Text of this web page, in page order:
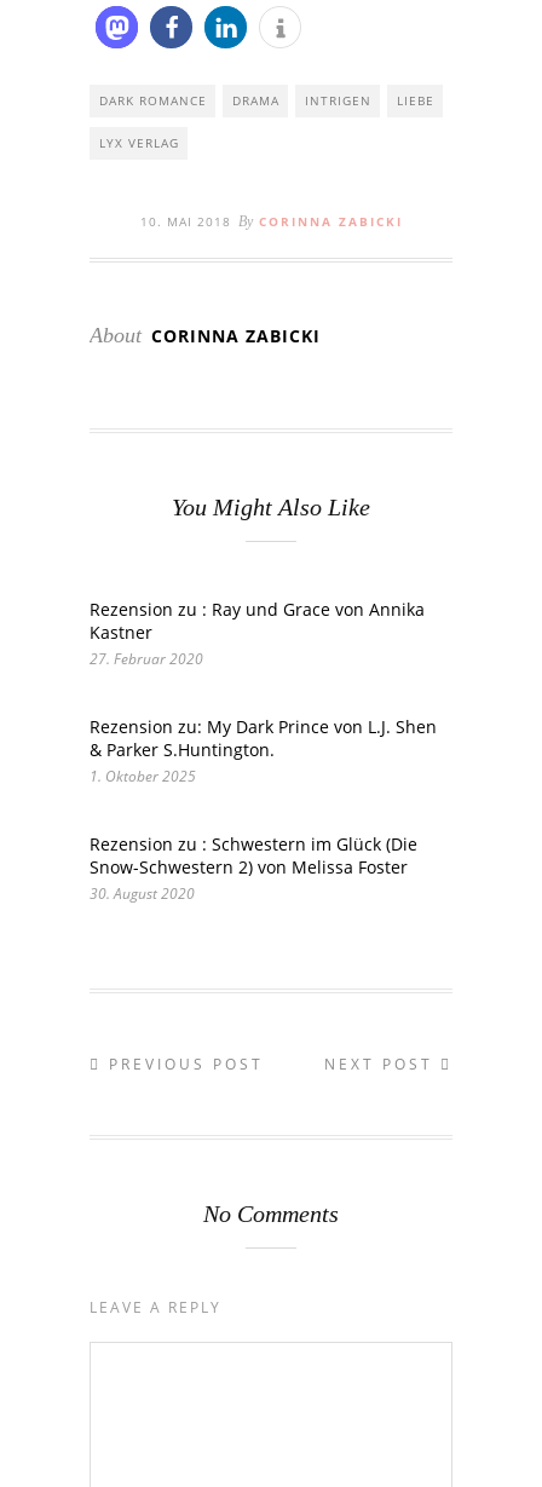
DARK ROMANCE DRAMA INTRIGEN LIEBE
LYX VERLAG
10. MAI 2018 By CORINNA ZABICKI
About CORINNA ZABICKI
You Might Also Like
Rezension zu : Ray und Grace von Annika
Kastner
27. Februar 2020
Rezension zu: My Dark Prince von L.J. Shen
& Parker S.Huntington.
1. Oktober 2025
Rezension zu : Schwestern im Glück (Die
Snow-Schwestern 2) von Melissa Foster
30. August 2020
PREVIOUS POST NEXT POST
No Comments
LEAVE A REPLY